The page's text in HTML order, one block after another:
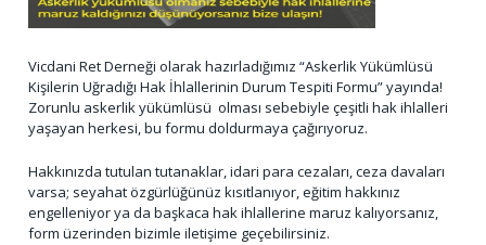
Vicdani Ret Derneği olarak hazırladığımız “Askerlik Yükümlüsü
Kişilerin Uğradığı Hak İhlallerinin Durum Tespiti Formu” yayında!
Zorunlu askerlik yükümlüsü olması sebebiyle çeşitli hak ihlalleri
yaşayan herkesi, bu formu doldurmaya çağırıyoruz.
Hakkınızda tutulan tutanaklar, idari para cezaları, ceza davaları
varsa; seyahat özgürlüğünüz kısıtlanıyor, eğitim hakkınız
engelleniyor ya da başkaca hak ihlallerine maruz kalıyorsanız,
form üzerinden bizimle iletişime geçebilirsiniz.